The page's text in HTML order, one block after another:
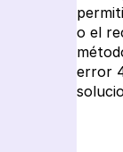
o el
error